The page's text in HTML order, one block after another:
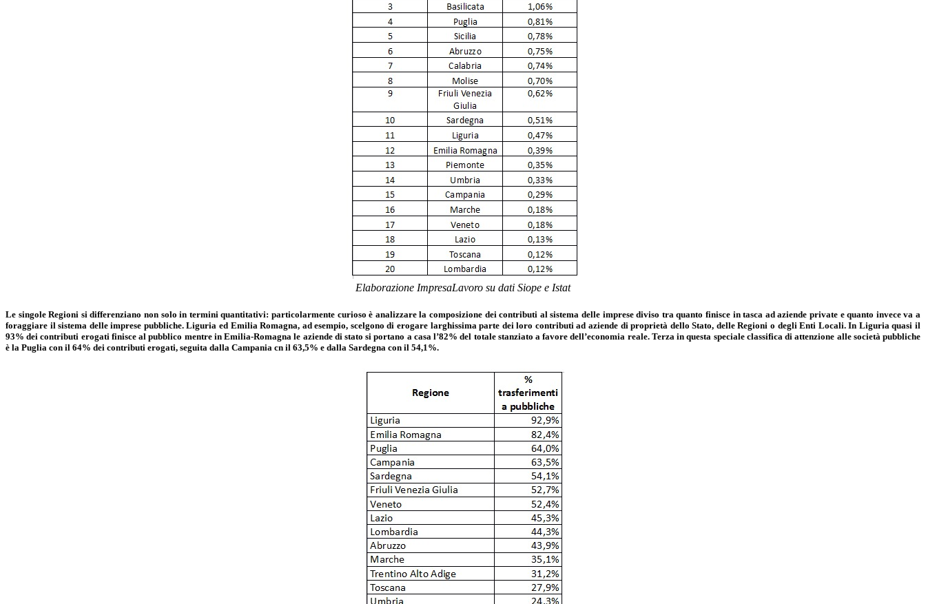
Elaborazione ImpresaLavoro su dati Siope e Istat
Le singole Regioni si differenziano non solo in termini quantitativi: particolarmente curioso è analizzare la composizione dei contributi al sistema delle imprese diviso tra quanto finisce in tasca ad aziende private e quanto invece va a
foraggiare il sistema delle imprese pubbliche. Liguria ed Emilia Romagna, ad esempio, scelgono di erogare larghissima parte dei loro contributi ad aziende di proprietà dello Stato, delle Regioni o degli Enti Locali. In Liguria quasi il
93% dei contributi erogati finisce al pubblico mentre in Emilia-Romagna le aziende di stato si portano a casa l’82% del totale stanziato a favore dell’economia reale. Terza in questa speciale classifica di attenzione alle società pubbliche
è la Puglia con il 64% dei contributi erogati, seguita dalla Campania cn il 63,5% e dalla Sardegna con il 54,1%.